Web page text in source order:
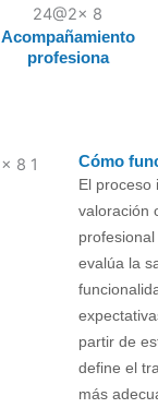
Acompañamiento
profesiona
Cómo
El proceso
valoración
evalúa la
partir de
define el
más